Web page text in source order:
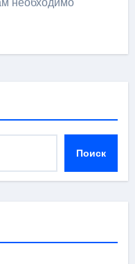
Поиск